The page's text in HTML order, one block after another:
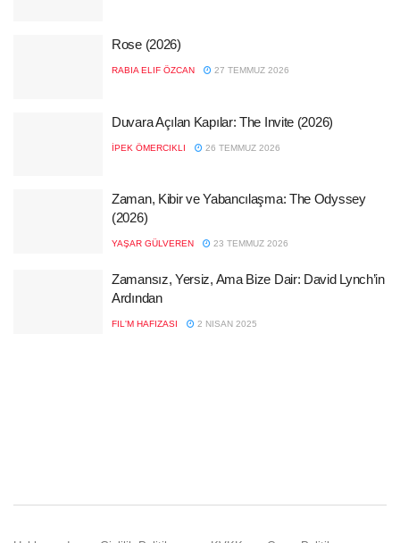
Rose (2026)
RABIA ELIF ÖZCAN 27 TEMMUZ 2026
Duvara Açılan Kapılar: The Invite (2026)
İPEK ÖMERCIKLI 26 TEMMUZ 2026
Zaman, Kibir ve Yabancılaşma: The Odyssey
(2026)
YAŞAR GÜLVEREN 23 TEMMUZ 2026
Zamansız, Yersiz, Ama Bize Dair: David Lynch’in
Ardından
FIL'M HAFIZASI 2 NISAN 2025